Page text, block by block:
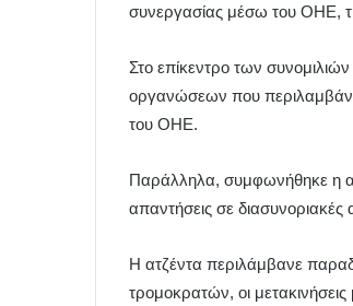
συνεργασίας μέσω του ΟΗΕ,
Στο επίκεντρο των
οργανώσεων που
του ΟΗΕ.
Παράλληλα, συμφωνήθηκε η
απαντήσεις σε διασυνοριακές
Η ατζέντα περιλάμβανε
τρομοκρατών, οι